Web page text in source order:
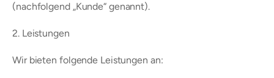
Events
(nachfolgend „Kunde“ genannt).
2. Leistungen
Wir bieten folgende Leistungen an: